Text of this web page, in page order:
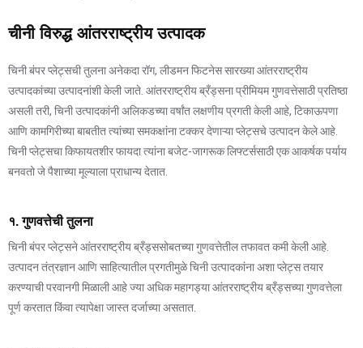
चीनी विरुद्ध आंतरराष्ट्रीय उत्पादक
चिनी बंपर प्लेट्सची तुलना अनेकदा रॉग, लीडमन फिटनेस सारख्या आंतरराष्ट्रीय
उत्पादकांच्या उत्पादनांशी केली जाते. आंतरराष्ट्रीय ब्रँड्सना प्रीमियम गुणवत्तेसाठी प्रतिष्ठा
असली तरी, चिनी उत्पादकांनी अलिकडच्या वर्षांत लक्षणीय प्रगती केली आहे, टिकाऊपणा
आणि कामगिरीच्या बाबतीत त्यांच्या समकक्षांना टक्कर देणाऱ्या प्लेट्सचे उत्पादन केले आहे.
चिनी प्लेट्सचा किफायतशीर फायदा त्यांना बजेट-जागरूक लिफ्टर्ससाठी एक आकर्षक पर्याय
बनवतो जे पैशाच्या मूल्याला प्राधान्य देतात.
१. गुणवत्तेची तुलना
चिनी बंपर प्लेट्सने आंतरराष्ट्रीय ब्रँड्ससोबतच्या गुणवत्तेतील तफावत कमी केली आहे.
उत्पादन तंत्रज्ञान आणि साहित्यातील प्रगतीमुळे चिनी उत्पादकांना अशा प्लेट्स तयार
करण्याची परवानगी मिळाली आहे ज्या अधिक महागड्या आंतरराष्ट्रीय ब्रँड्सच्या गुणवत्तेला
पूर्ण करतात किंवा त्यापेक्षा जास्त दर्जाच्या असतात.